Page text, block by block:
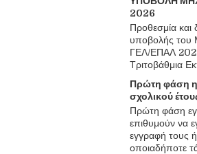
2026
Προθεσμία και
υποβολής του
ΓΕΛ/ΕΠΑΛ
Τριτοβάθμια
Πρώτη φάση
σχολικού
Πρώτη φάση
επιθυμούν να
εγγραφή τους
οποιαδήποτε